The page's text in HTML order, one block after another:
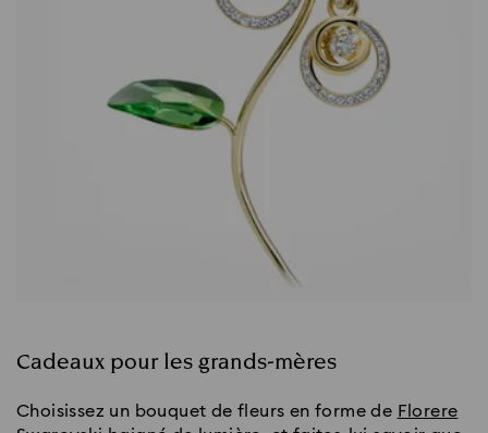
Cadeaux pour les grands-mères
Choisissez un bouquet de fleurs en forme de Florere